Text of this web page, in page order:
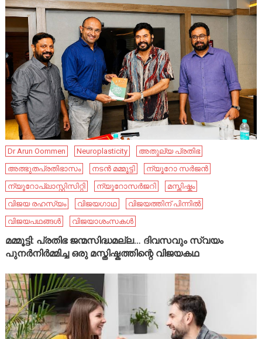
Dr Arun Oommen Neuroplasticity
അതുല്യ പ്രതിഭ
അത്ഭുതപ്രതിഭാസം
നടൻ മമ്മൂട്ടി
ന്യൂറോ സർജൻ
ന്യൂറോപ്ലാസ്റ്റിസിറ്റി
ന്യൂറോസർജറി
മസ്തിഷ്കം
വിജയ രഹസ്യം
വിജയഗാഥ
വിജയത്തിന് പിന്നിൽ
വിജയപഥങ്ങൾ
വിജയാശംസകൾ
മമ്മൂട്ടി: പ്രതിഭ ജന്മസിദ്ധമല്ല… ദിവസവും സ്വയം
പുനർനിർമ്മിച്ച ഒരു മസ്തിഷ്കത്തിന്റെ വിജയകഥ